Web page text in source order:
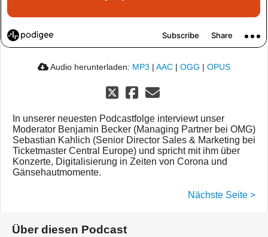
Audio herunterladen: MP3 | AAC | OGG | OPUS
In unserer neuesten Podcastfolge interviewt unser
Moderator Benjamin Becker (Managing Partner bei OMG)
Sebastian Kahlich (Senior Director Sales & Marketing bei
Ticketmaster Central Europe) und spricht mit ihm über
Konzerte, Digitalisierung in Zeiten von Corona und
Gänsehautmomente.
Nächste Seite >
Über diesen Podcast